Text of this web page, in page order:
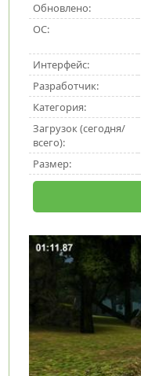
Обновлено:
ОС:
Интерфейс:
Разработчик:
Категория:
Загрузок (сегодня/
всего):
Размер: